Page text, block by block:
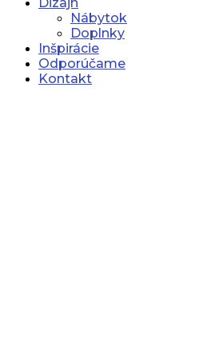
Nábytok
Doplnky
Inšpirácie
Odporúčame
Kontakt